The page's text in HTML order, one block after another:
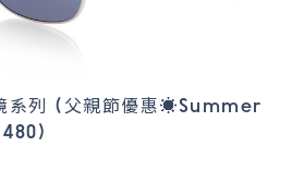
系列 (父親節優惠☀️Summer